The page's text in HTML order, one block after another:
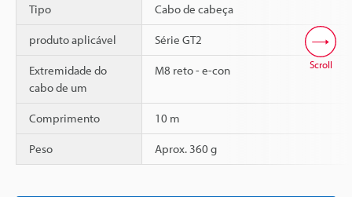
Tipo Cabo de cabeça
produto aplicável Série GT2
Extremidade do
cabo de um
M8 reto - e-con
Comprimento 10 m
Peso Aprox. 360 g
Scroll